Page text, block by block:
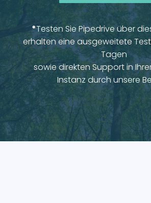
*Testen Sie Pipedrive über
erhalten eine ausgeweitete
Tagen
sowie direkten Support in
Instanz durch unsere